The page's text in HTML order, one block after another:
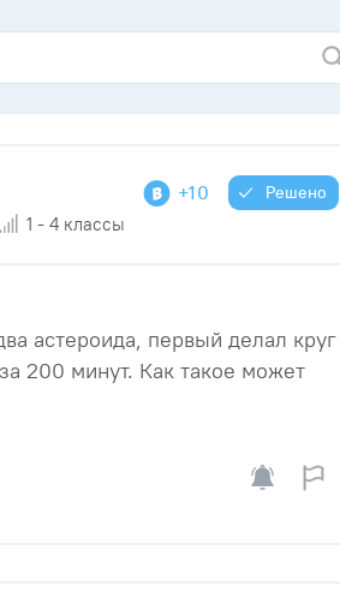
+10 Решено
1 - 4 классы
астероида, первый делал круг
200 минут. Как такое может